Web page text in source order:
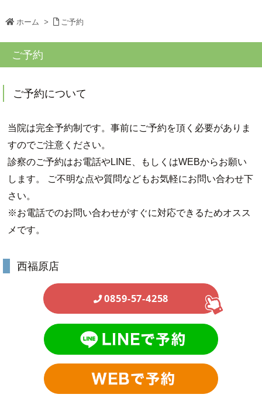
ホーム > ご予約
ご予約
ご予約について
当院は完全予約制です。事前にご予約を頂く必要がありま
すのでご注意ください。
診察のご予約はお電話やLINE、もしくはWEBからお願い
します。 ご不明な点や質問などもお気軽にお問い合わせ下
さい。
※お電話でのお問い合わせがすぐに対応できるためオスス
メです。
西福原店
0859-57-4258